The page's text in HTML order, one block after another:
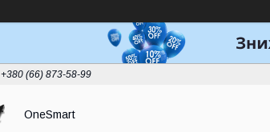
+380 (66) 873-58-99
OneSmart